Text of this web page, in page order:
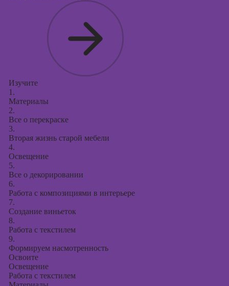
Изучите
1.
Материалы
2.
Все о перекраске
3.
Вторая жизнь старой мебели
4.
Освещение
5.
Все о декорировании
6.
Работа с композициями в интерьере
7.
Создание виньеток
8.
Работа с текстилем
9.
Формируем насмотренность
Освоите
Освещение
Работа с текстилем